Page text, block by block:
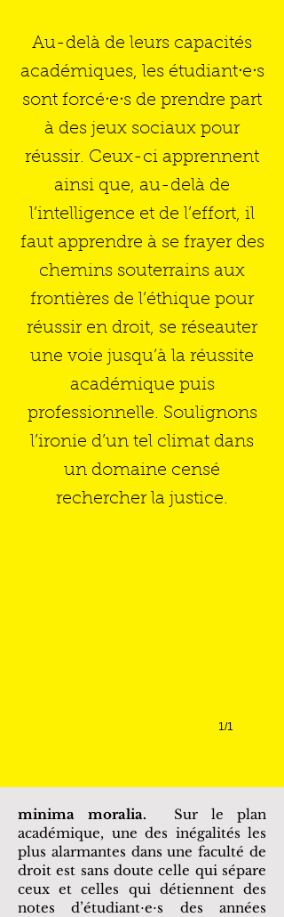
Au-delà de leurs capacités
académiques, les étudiantᐧeᐧs
sont forcéᐧeᐧs de prendre part
à des jeux sociaux pour
réussir. Ceux-ci apprennent
ainsi que, au-delà de
l’intelligence et de l’effort, il
faut apprendre à se frayer des
chemins souterrains aux
frontières de l’éthique pour
réussir en droit, se réseauter
une voie jusqu’à la réussite
académique puis
professionnelle. Soulignons
l’ironie d’un tel climat dans
un domaine censé
rechercher la justice.
1/1
minima moralia.
Sur le plan
académique, une des inégalités les
plus alarmantes dans une faculté de
droit est sans doute celle qui sépare
ceux et celles qui détiennent des
notes d’étudiant⋅e⋅s des années